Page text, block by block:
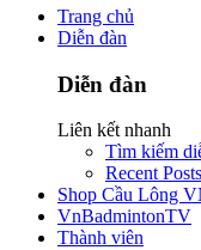
Trang chủ
Diễn đàn
Diễn đàn
Liên kết nhanh
Tìm kiếm
Recent Posts
Shop Cầu Lông
VnBadmintonTV
Thành viên